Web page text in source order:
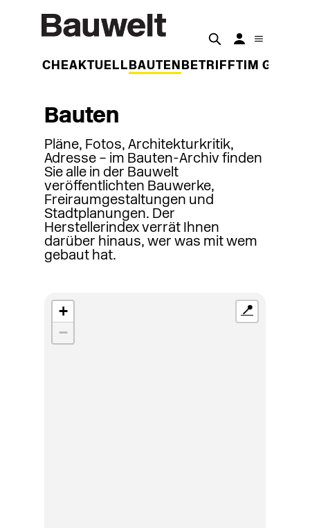
WOCHEAKTUELL BAUTEN BETRIFFT IM
Bauten
Pläne, Fotos, Architekturkritik,
Adresse – im Bauten-Archiv finden
Sie alle in der Bauwelt
veröffentlichten Bauwerke,
Freiraumgestaltungen und
Stadtplanungen. Der
Herstellerindex verrät Ihnen
darüber hinaus, wer was mit wem
gebaut hat.
+
−
📍